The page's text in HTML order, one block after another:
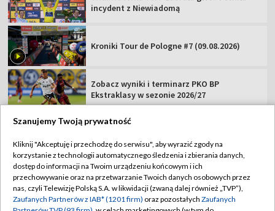
incydent z Niewiadomą
Kroniki Tour de Pologne #7 (09.08.2026)
Zobacz wyniki i terminarz PKO BP
Ekstraklasy w sezonie 2026/27
TVP
Abonament TVP
Sklep TVP
Regulamin TVP
Polityka prywatności
Szanujemy Twoją prywatność
Kliknij "Akceptuję i przechodzę do serwisu", aby wyrazić zgody na
korzystanie z technologii automatycznego śledzenia i zbierania danych,
dostęp do informacji na Twoim urządzeniu końcowym i ich
przechowywanie oraz na przetwarzanie Twoich danych osobowych przez
nas, czyli Telewizję Polską S.A. w likwidacji (zwaną dalej również „TVP”),
Zaufanych Partnerów z IAB* (1201 firm) oraz pozostałych Zaufanych